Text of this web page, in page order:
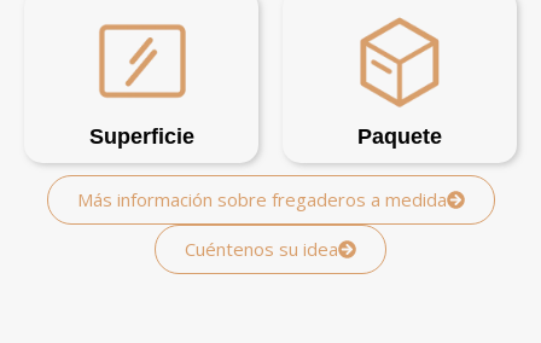
Superficie Paquete
Más información sobre fregaderos a medida
Cuéntenos su idea